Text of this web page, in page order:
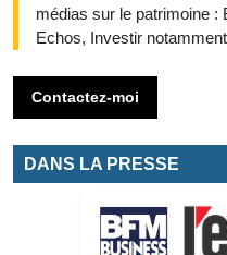
médias sur le patrimoine :
Echos, Investir
Contactez-moi
DANS LA PRESSE